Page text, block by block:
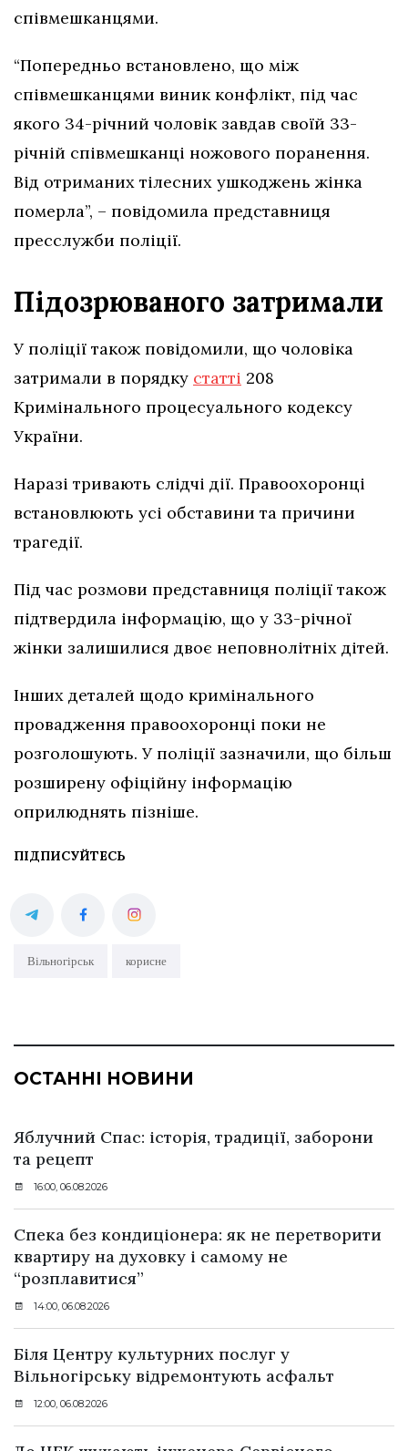
співмешканцями.
“Попередньо встановлено, що між
співмешканцями виник конфлікт, під час
якого 34-річний чоловік завдав своїй 33-
річній співмешканці ножового поранення.
Від отриманих тілесних ушкоджень жінка
померла”, – повідомила представниця
пресслужби поліції.
Підозрюваного затримали
У поліції також повідомили, що чоловіка
затримали в порядку статті 208
Кримінального процесуального кодексу
України.
Наразі тривають слідчі дії. Правоохоронці
встановлюють усі обставини та причини
трагедії.
Під час розмови представниця поліції також
підтвердила інформацію, що у 33-річної
жінки залишилися двоє неповнолітніх дітей.
Інших деталей щодо кримінального
провадження правоохоронці поки не
розголошують. У поліції зазначили, що більш
розширену офіційну інформацію
оприлюднять пізніше.
ПІДПИСУЙТЕСЬ
Вільногірськ корисне
ОСТАННІ НОВИНИ
Яблучний Спас: історія, традиції, заборони
та рецепт
16:00, 06.08.2026
Спека без кондиціонера: як не перетворити
квартиру на духовку і самому не
“розплавитися”
14:00, 06.08.2026
Біля Центру культурних послуг у
Вільногірську відремонтують асфальт
12:00, 06.08.2026